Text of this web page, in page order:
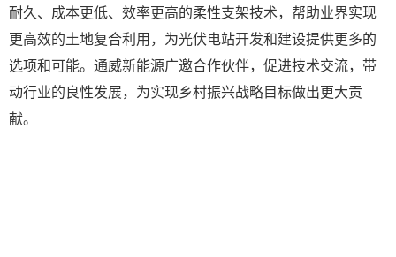
耐久、成本更低、效率更高的柔性支架技术，帮助业界实现
更高效的土地复合利用，为光伏电站开发和建设提供更多的
选项和可能。通威新能源广邀合作伙伴，促进技术交流，带
动行业的良性发展，为实现乡村振兴战略目标做出更大贡
献。